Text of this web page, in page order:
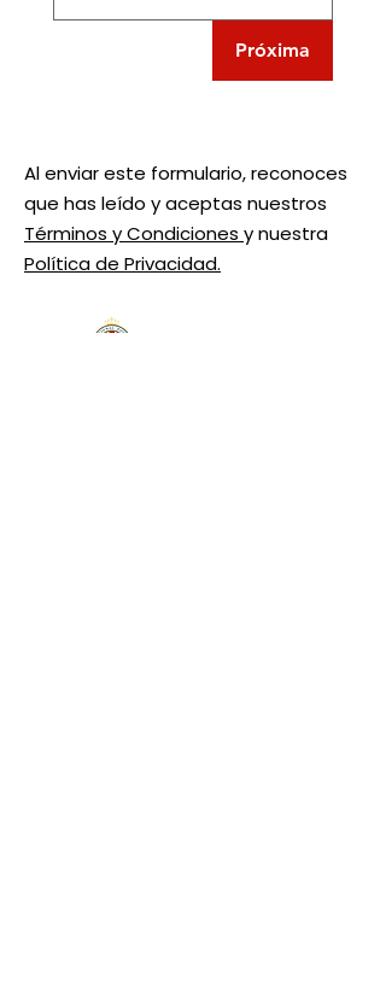
Próxima
Al enviar este formulario, reconoces
que has leído y aceptas nuestros
Términos y Condiciones y nuestra
Política de Privacidad.